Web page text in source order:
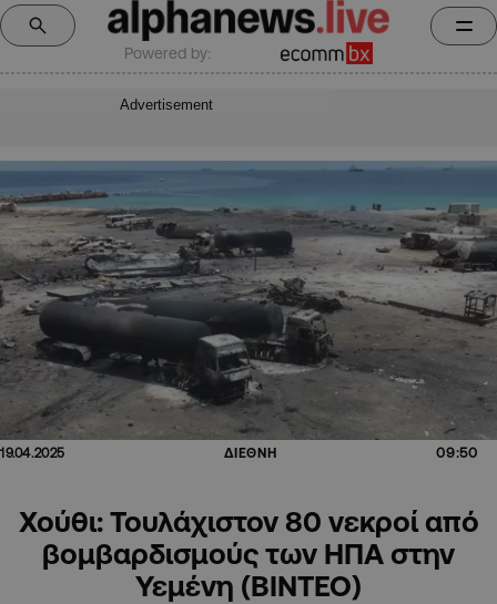
Powered by:
Advertisement
19.04.2025 ΔΙΕΘΝΗ 09:50
Χούθι: Τουλάχιστον 80 νεκροί από
βομβαρδισμούς των ΗΠΑ στην
Υεμένη (ΒΙΝΤΕΟ)